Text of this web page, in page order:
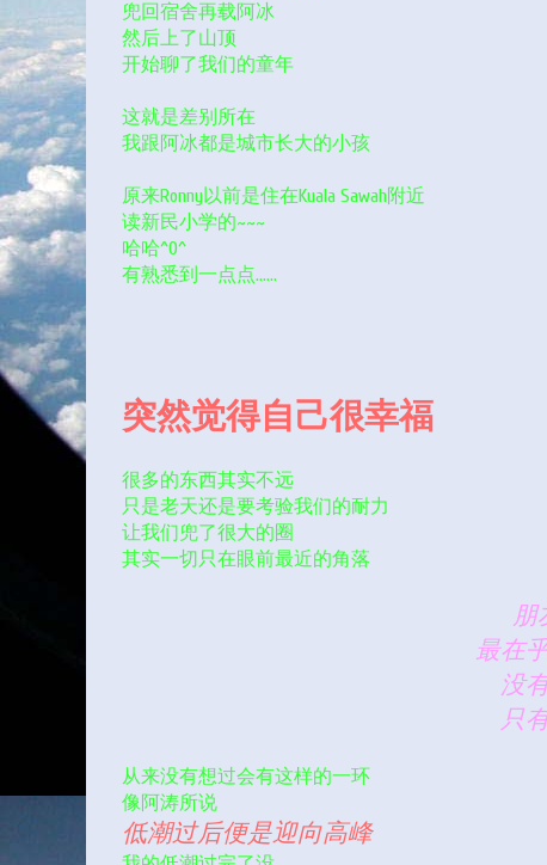
兜回宿舍再载阿冰
然后上了山顶
开始聊了我们的童年
这就是差别所在
我跟阿冰都是城市长大的小孩
原来Ronny以前是住在Kuala Sawah附近
读新民小学的~~~
哈哈^0^
有熟悉到一点点……
突然觉得自己很幸福
很多的东西其实不远
只是老天还是要考验我们的耐力
让我们兜了很大的圈
其实一切只在眼前最近的角落
朋
最在
没
只
从来没有想过会有这样的一环
像阿涛所说
低潮过后便是迎向高峰